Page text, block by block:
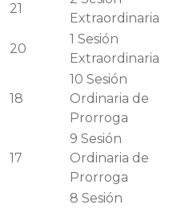
21
Extraordinaria
20
1 Sesión
Extraordinaria
18
10 Sesión
Ordinaria de
Prorroga
17
9 Sesión
Ordinaria de
Prorroga
8 Sesión